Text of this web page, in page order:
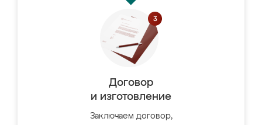
Договор
и изготовление
Заключаем договор,